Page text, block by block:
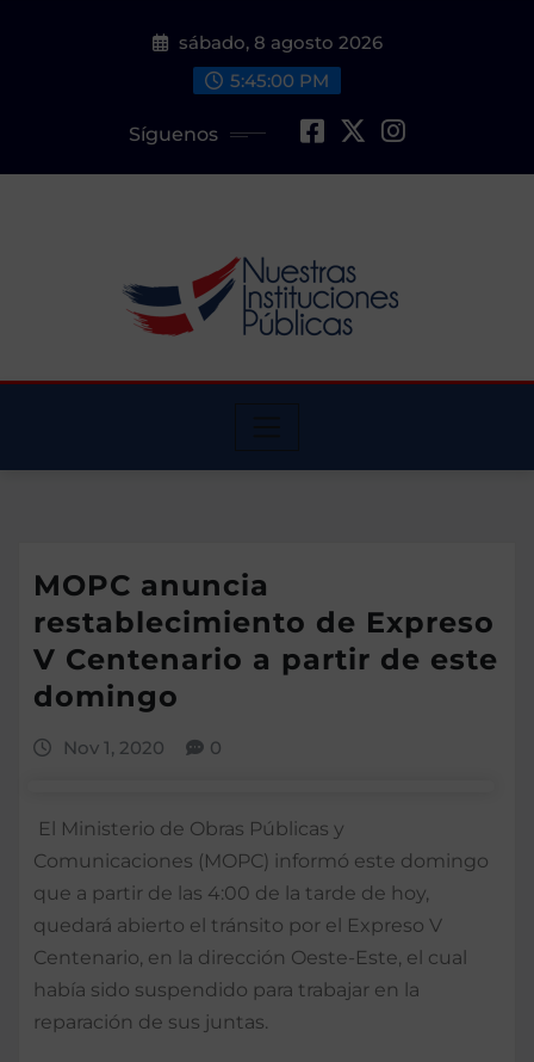
sábado, 8 agosto 2026
5:45:01 PM
Síguenos
MOPC anuncia
restablecimiento de Expreso
V Centenario a partir de este
domingo
Nov 1, 2020 0
El Ministerio de Obras Públicas y
Comunicaciones (MOPC) informó este domingo
que a partir de las 4:00 de la tarde de hoy,
quedará abierto el tránsito por el Expreso V
Centenario, en la dirección Oeste-Este, el cual
había sido suspendido para trabajar en la
reparación de sus juntas.